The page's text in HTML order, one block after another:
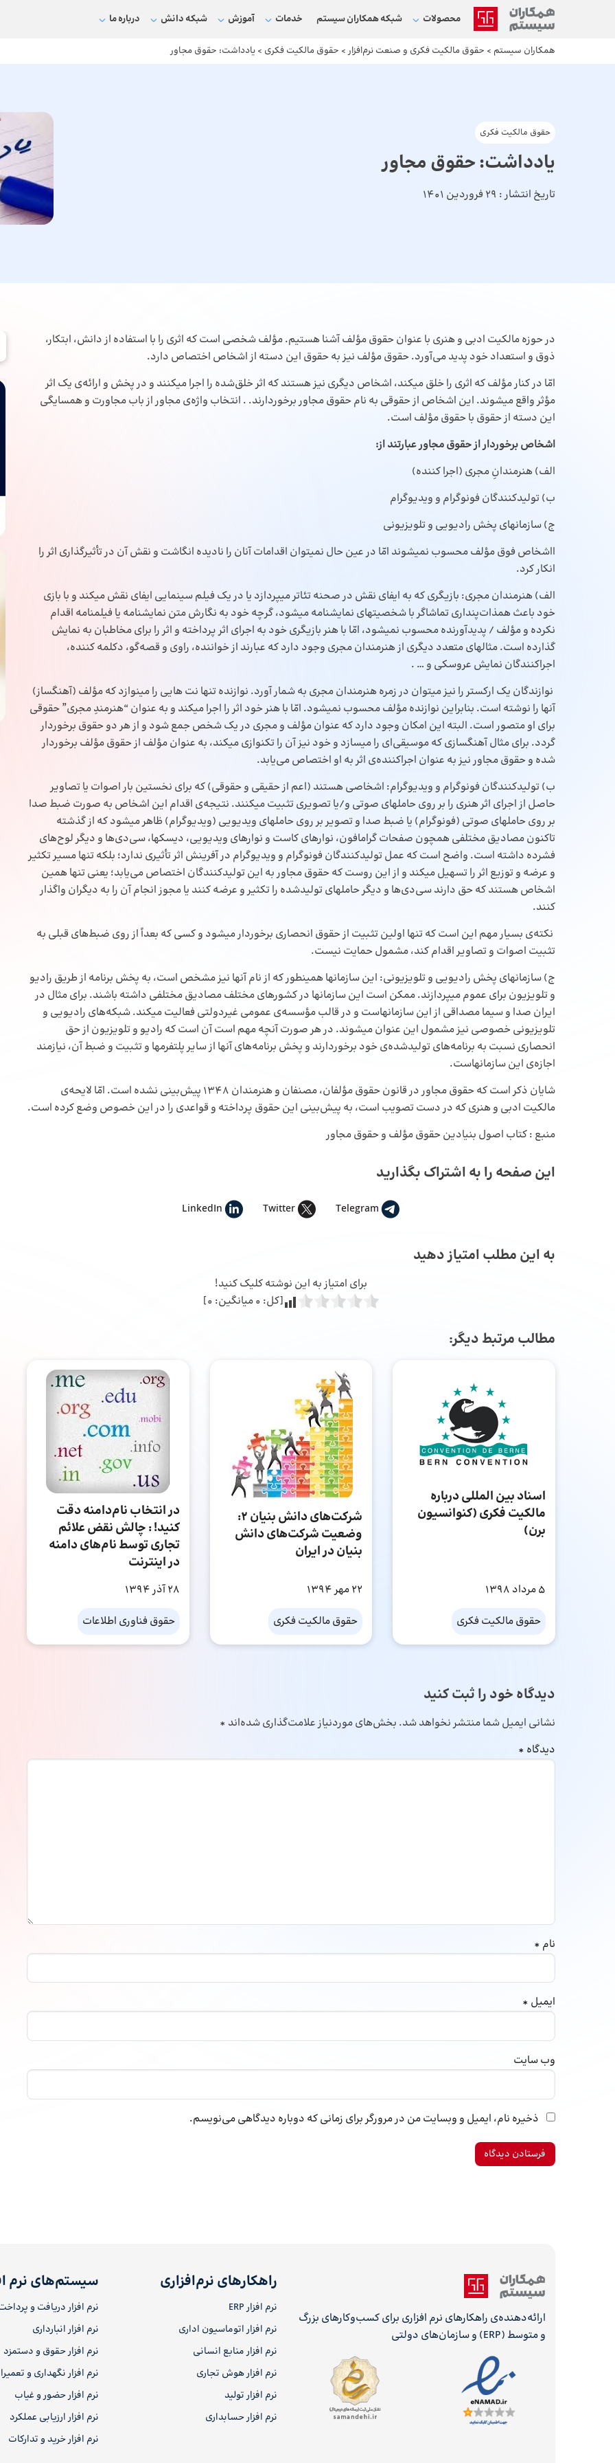
محصولات شبکه‌ همکاران سیستم خدمات آموزش شبکه دانش درباره ما
همکاران سیستم > حقوق مالکیت فکری و صنعت نرم‌افزار> حقوق مالکیت فکری > یادداشت: حقوق مجاور
حقوق مالکیت فکری
یادداشت: حقوق مجاور
تاریخ انتشار : 29 فروردین 1401
در حوزه مالکیت ادبی و هنری با عنوان حقوق مؤلف آشنا هستیم. مؤلف شخصی است که اثری را با استفاده از دانش، ابتکار،
ذوق و استعداد خود پدید می‌‌آورد. حقوق مؤلف نیز به حقوق این دسته از اشخاص اختصاص دارد.
امّا در کنار مؤلف که اثری را خلق میکند، اشخاص دیگری نیز هستند که اثر خلق‌‌شده را اجرا میکنند و در پخش و ارائه‌‌ی یک اثر
مؤثر واقع میشوند. این اشخاص از حقوقی به نام حقوق مجاور برخوردارند. . انتخاب واژه‌‌ی مجاور از باب مجاورت و همسایگی
این دسته از حقوق با حقوق مؤلف است.
اشخاص برخوردار از حقوق مجاور عبارتند از:
الف) هنرمندانِ مجری (اجرا‌‌ کننده)
ب) تولیدکنندگان فونوگرام و ویدیوگرام
ج) سازمانهای پخش رادیویی و تلویزیونی
ااشخاص فوق مؤلف محسوب نمیشوند امّا در عین حال نمیتوان اقدامات آنان را نادیده انگاشت و نقش آن در تأثیرگذاری اثر را
انکار کرد.
الف) هنرمندان مجری: بازیگری که به ایفای نقش در صحنه تئاتر میپردازد یا در یک فیلم سینمایی ایفای نقش میکند و با بازی
خود باعث همذات‌‌پنداری تماشاگر با شخصیتهای نمایشنامه میشود، گرچه خود به نگارش متن نمایشنامه یا فیلمنامه اقدام
نکرده و مؤلف / پدیدآورنده محسوب نمیشود، امّا با هنر بازیگری خود به اجرای اثر پرداخته و اثر را برای مخاطبان به نمایش
گذارده است. مثالهای متعدد دیگری از هنرمندان مجری وجود دارد که عبارند از خواننده، راوی و قصه‌‌گو، دکلمه کننده،
اجرا‌‌کنندگان نمایش عروسکی و … .
نوازندگان یک ارکستر را نیز میتوان در زمره هنرمندان مجری به شمار آورد. نوازنده تنها نت هایی را مینوازد که مؤلف (آهنگساز)
آنها را نوشته است. بنابراین نوازنده مؤلف محسوب نمیشود. امّا با هنر خود اثر را اجرا میکند و به عنوان “هنرمندِ مجری” حقوقی
برای او متصور است. البته این امکان وجود دارد که عنوان مؤلف و مجری در یک شخص جمع شود و از هر دو حقوق برخوردار
گردد. برای مثال آهنگسازی که موسیقی‌‌ای را میسازد و خود نیز آن را تکنوازی میکند، به عنوان مؤلف از حقوق مؤلف برخوردار
شده و حقوق مجاور نیز به عنوان اجرا‌‌کننده‌‌ی اثر به او اختصاص می‌‌یابد.
ب) تولیدکنندگان فونوگرام و ویدیوگرام: اشخاصی هستند (اعم از حقیقی و حقوقی) که برای نخستین بار اصوات یا تصاویر
حاصل از اجرای اثر هنری را بر روی حاملهای صوتی و/یا تصویری تثبیت میکنند. نتیجه‌‌ی اقدام این اشخاص به صورت ضبط صدا
بر روی حاملهای صوتی (فونوگرام) یا ضبط صدا و تصویر بر روی حاملهای ویدیویی (ویدیوگرام) ظاهر میشود که از گذشته
تاکنون مصادیق مختلفی همچون صفحات گرامافون، نوارهای کاست و نوارهای ویدیویی، دیسکها، سی‌‌دی‌‌ها و دیگر لوح‌‌های
فشرده داشته است. واضح است که عمل تولیدکنندگان فونوگرام و ویدیوگرام در آفرینش اثر تأثیری ندارد؛ بلکه تنها مسیر تکثیر
و عرضه و توزیع اثر را تسهیل میکند و از این روست که حقوق مجاور به این تولیدکنندگان اختصاص می‌‌یابد؛ یعنی تنها همین
اشخاص هستند که حق دارند سی‌‌دی‌‌ها و دیگر حاملهای تولیدشده‌‌ را تکثیر و عرضه کنند یا مجوز انجام آن را به دیگران واگذار
کنند.
نکته‌‌ی بسیار مهم این است که تنها اولین تثبیت از حقوق انحصاری برخوردار میشود و کسی که بعداً از روی ضبط‌‌های قبلی به
تثبیت اصوات و تصاویر اقدام کند، مشمول حمایت نیست.
ج) سازمانهای پخش رادیویی و تلویزیونی: این سازمانها همینطور که از نام آنها نیز مشخص است، به پخش برنامه از طریق رادیو
و تلویزیون برای عموم میپردازند. ممکن است این سازمانها در کشورهای مختلف مصادیق مختلفی داشته باشند. برای مثال در
ایران صدا و سیما مصداقی از این سازمانهاست و در قالب مؤسسه‌‌ی عمومی غیردولتی فعالیت میکند. شبکه‌‌های رادیویی و
تلویزیونی خصوصی نیز مشمول این عنوان میشوند. در هر صورت آنچه مهم است آن است که رادیو و تلویزیون از حق
انحصاری نسبت به برنامه‌‌های تولیدشده‌‌ی خود برخوردارند و پخش برنامه‌‌های آنها از سایر پلتفرمها و تثبیت و ضبط آن، نیازمند
اجازه‌‌ی این سازمانهاست.
شایان ذکر است که حقوق مجاور در قانون حقوق مؤلفان، مصنفان و هنرمندان 1348 پیش‌‌بینی نشده است. امّا لایحه‌‌ی
مالکیت ادبی و هنری که در دست تصویب است، به پیش‌‌بینی این حقوق پرداخته و قواعدی را در این خصوص وضع کرده است.
منبع : کتاب اصول بنیادین حقوق مؤلف و حقوق مجاور
این صفحه را به اشتراک بگذارید
Telegram
Twitter
LinkedIn
به این مطلب امتیاز دهید
برای امتیاز به این نوشته کلیک کنید!
[کل: 0میانگین: 0
]
مطالب مرتبط دیگر:
اسناد بین المللی درباره
مالکیت فکری (کنوانسیون
برن)
5 مرداد 1398
حقوق مالکیت فکری
شرکت‌های دانش بنیان ۲:
وضعیت شرکت‌های دانش
بنیان در ایران
22 مهر 1394
حقوق مالکیت فکری
در انتخاب نام‌دامنه دقت
کنید! : چالش نقض علائم
تجاری توسط نام‌های دامنه
در اینترنت
28 آذر 1394
حقوق فناوری اطلاعات
دیدگاه خود را ثبت کنید
نشانی ایمیل شما منتشر نخواهد شد. بخش‌های موردنیاز علامت‌گذاری شده‌اند *
دیدگاه *
نام *
ایمیل *
وب‌ سایت
ذخیره نام، ایمیل و وبسایت من در مرورگر برای زمانی که دوباره دیدگاهی می‌نویسم.
ارائه‌دهنده‌ی راهکارهای نرم افزاری برای کسب‌وکارهای بزرگ
و متوسط (ERP) و سازمان‌های دولتی
راهکارهای نرم‌افزاری
نرم افزار ERP
نرم افزار اتوماسیون اداری
نرم افزار منابع انسانی
نرم افزار هوش تجاری
نرم افزار تولید
نرم افزار حسابداری
سیستم‌های نرم
نرم افزار دریافت و
نرم افزار انبارداری
نرم افزار حقوق و دستمزد
نرم افزار نگهداری و
نرم افزار حضور و غیاب
نرم افزار ارزیابی عملکرد
نرم افزار خرید و تدارکات